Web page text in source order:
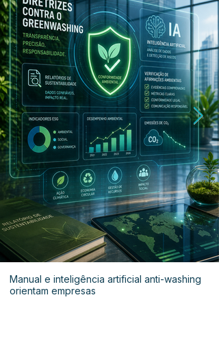
Manual e inteligência artificial anti-washing
orientam empresas